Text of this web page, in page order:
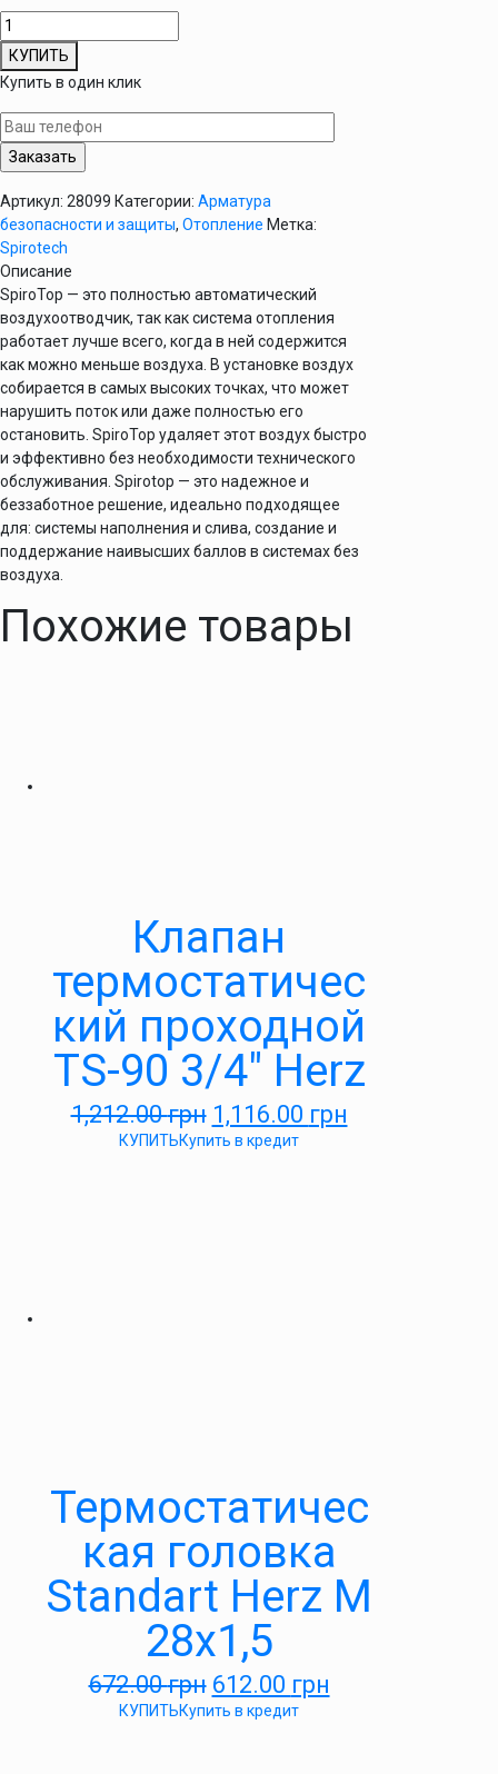
Количество
товара
Воздухоотводчик
Spirovent
Spirotop
1/2"
110C/10bar
КУПИТЬ
Купить в один клик
Артикул: 28099 Категории: Арматура
безопасности и защиты, Отопление Метка:
Spirotech
Описание
SpiroTop — это полностью автоматический
воздухоотводчик, так как система отопления
работает лучше всего, когда в ней содержится
как можно меньше воздуха. В установке воздух
собирается в самых высоких точках, что может
нарушить поток или даже полностью его
остановить. SpiroTop удаляет этот воздух быстро
и эффективно без необходимости технического
обслуживания. Spirotop — это надежное и
беззаботное решение, идеально подходящее
для: системы наполнения и слива, создание и
поддержание наивысших баллов в системах без
воздуха.
Похожие товары
Клапан
термостатичес
кий проходной
TS-90 3/4″ Herz
1,212.00грн 1,116.00 грн
КУПИТЬКупить в кредит
Термостатичес
кая головка
Standart Herz М
28х1,5
672.00грн 612.00 грн
КУПИТЬКупить в кредит